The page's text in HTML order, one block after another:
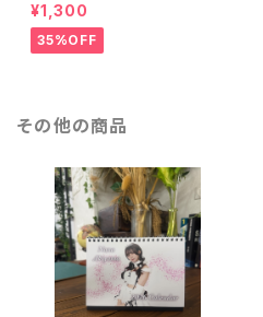
¥1,300
35%OFF
その他の商品